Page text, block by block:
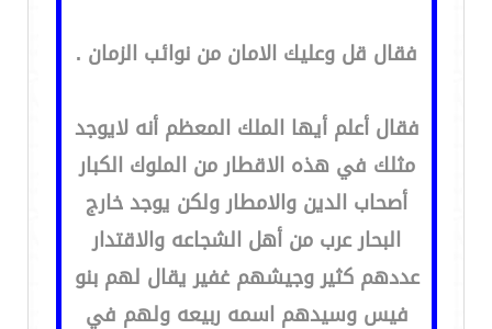
فقال قل وعليك الامان من نوائب الزمان .
فقال أعلم أيها الملك المعظم أنه لايوجد
مثلك في هذه الاقطار من الملوك الكبار
أصحاب الدين والامطار ولكن يوجد خارج
البحار عرب من أهل الشجاعه والاقتدار
عددهم كثير وجيشهم غفير يقال لهم بنو
فيس وسيدهم اسمه ربيعه ولهم في